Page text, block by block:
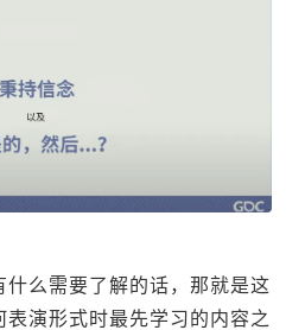
么需要了解的话，那就是这
演形式时最先学习的内容之